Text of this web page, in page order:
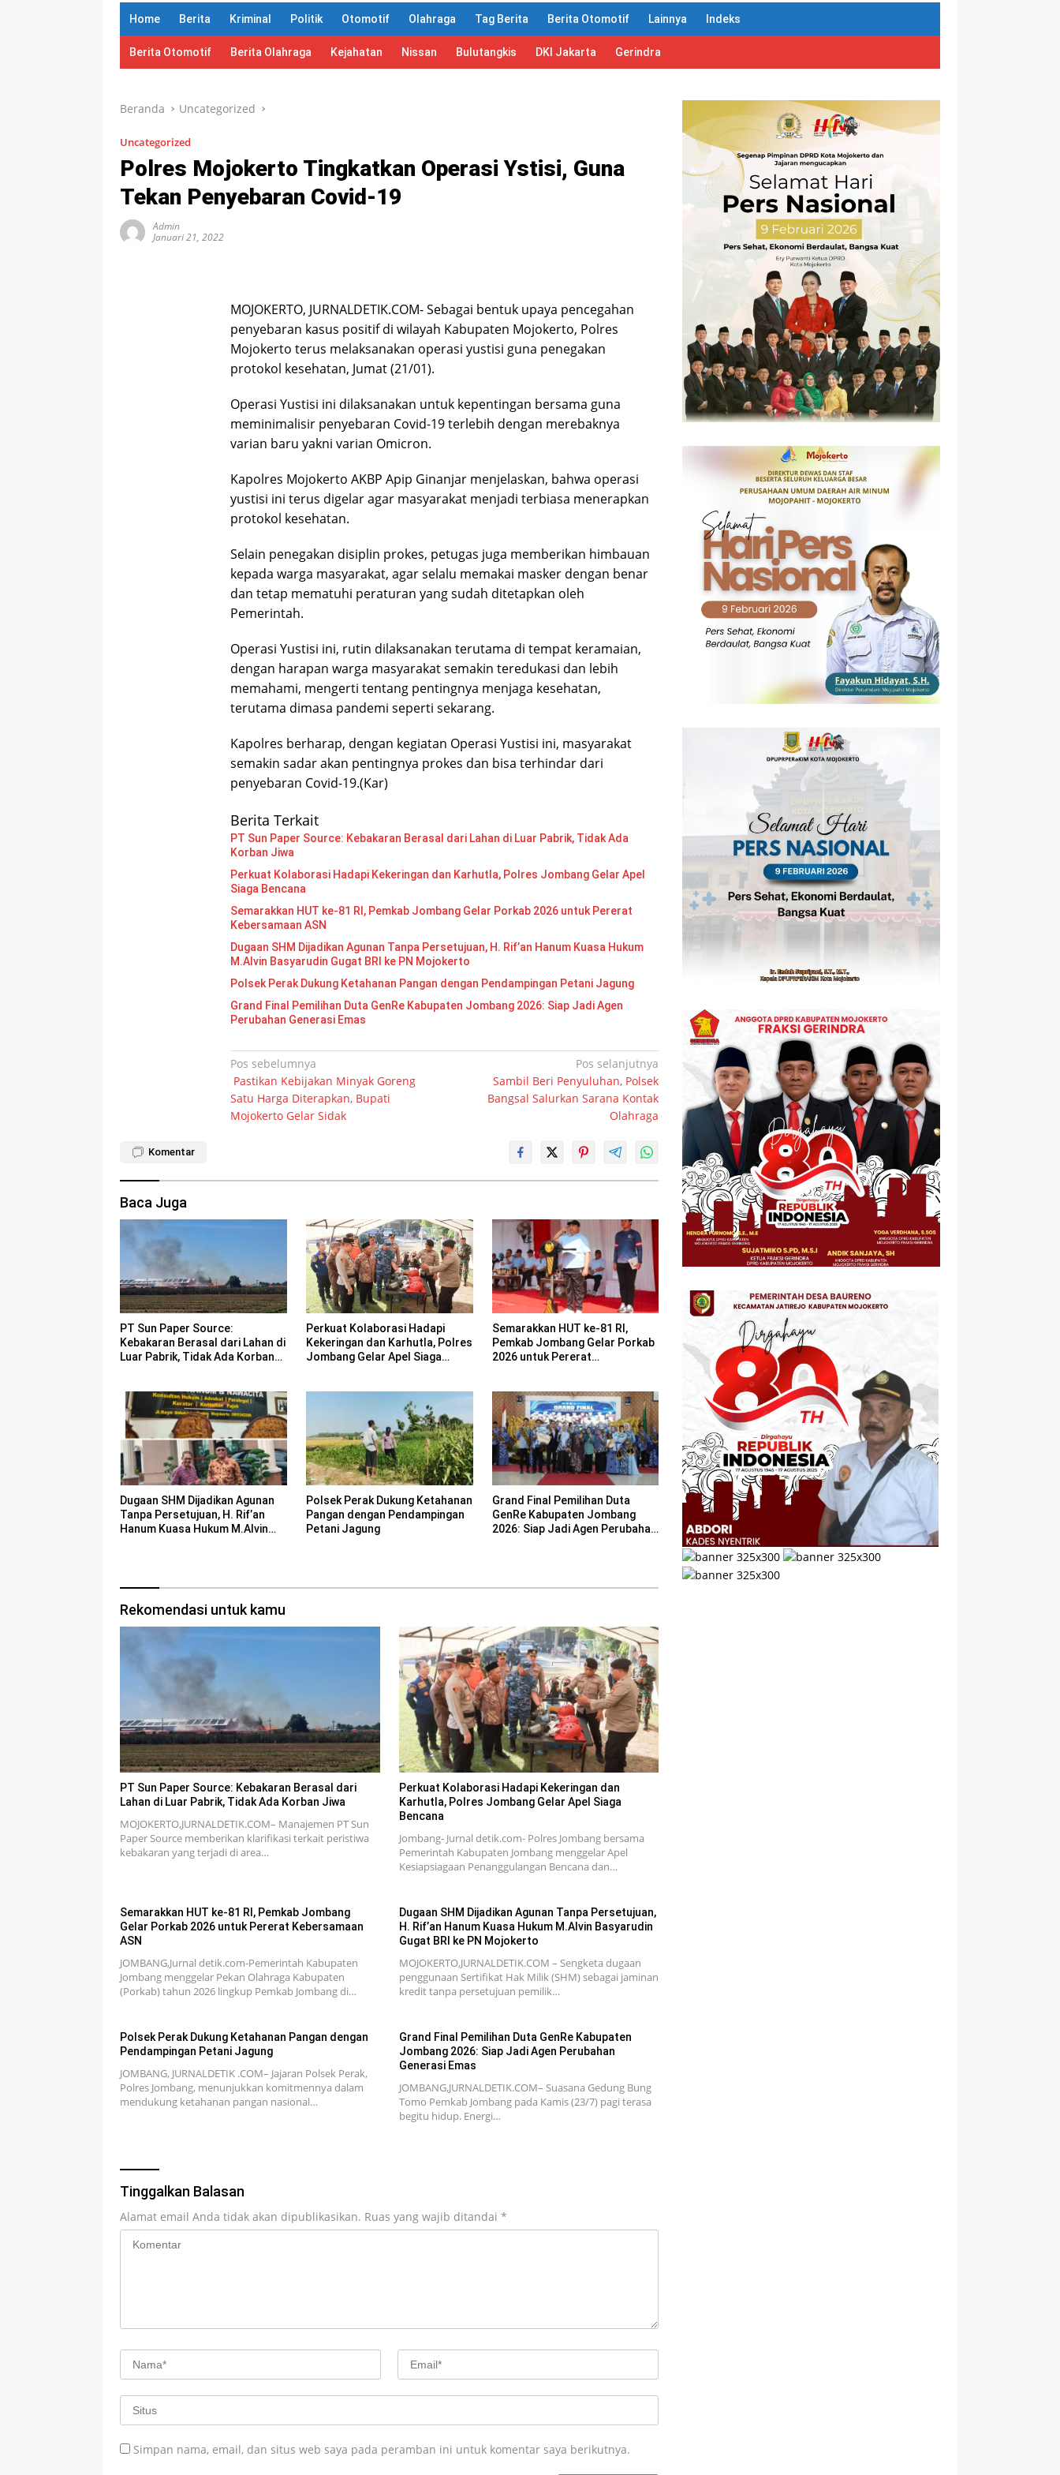
Home Berita Kriminal Politik Otomotif Olahraga Tag Berita Berita Otomotif Lainnya Indeks
Berita Otomotif Berita Olahraga Kejahatan Nissan Bulutangkis DKI Jakarta Gerindra
Beranda Uncategorized
Uncategorized
Polres Mojokerto Tingkatkan Operasi Ystisi, Guna
Tekan Penyebaran Covid-19
Admin
Januari 21, 2022
MOJOKERTO, JURNALDETIK.COM- Sebagai bentuk upaya pencegahan
penyebaran kasus positif di wilayah Kabupaten Mojokerto, Polres
Mojokerto terus melaksanakan operasi yustisi guna penegakan
protokol kesehatan, Jumat (21/01).
Operasi Yustisi ini dilaksanakan untuk kepentingan bersama guna
meminimalisir penyebaran Covid-19 terlebih dengan merebaknya
varian baru yakni varian Omicron.
Kapolres Mojokerto AKBP Apip Ginanjar menjelaskan, bahwa operasi
yustisi ini terus digelar agar masyarakat menjadi terbiasa menerapkan
protokol kesehatan.
Selain penegakan disiplin prokes, petugas juga memberikan himbauan
kepada warga masyarakat, agar selalu memakai masker dengan benar
dan tetap mematuhi peraturan yang sudah ditetapkan oleh
Pemerintah.
Operasi Yustisi ini, rutin dilaksanakan terutama di tempat keramaian,
dengan harapan warga masyarakat semakin teredukasi dan lebih
memahami, mengerti tentang pentingnya menjaga kesehatan,
terutama dimasa pandemi seperti sekarang.
Kapolres berharap, dengan kegiatan Operasi Yustisi ini, masyarakat
semakin sadar akan pentingnya prokes dan bisa terhindar dari
penyebaran Covid-19.(Kar)
Berita Terkait
PT Sun Paper Source: Kebakaran Berasal dari Lahan di Luar Pabrik, Tidak Ada
Korban Jiwa
Perkuat Kolaborasi Hadapi Kekeringan dan Karhutla, Polres Jombang Gelar Apel
Siaga Bencana
Semarakkan HUT ke-81 RI, Pemkab Jombang Gelar Porkab 2026 untuk Pererat
Kebersamaan ASN
Dugaan SHM Dijadikan Agunan Tanpa Persetujuan, H. Rif’an Hanum Kuasa Hukum
M.Alvin Basyarudin Gugat BRI ke PN Mojokerto
Polsek Perak Dukung Ketahanan Pangan dengan Pendampingan Petani Jagung
Grand Final Pemilihan Duta GenRe Kabupaten Jombang 2026: Siap Jadi Agen
Perubahan Generasi Emas
Navigasi
pos
Pos sebelumnya
Pastikan Kebijakan Minyak Goreng
Satu Harga Diterapkan, Bupati
Mojokerto Gelar Sidak
Pos selanjutnya
Sambil Beri Penyuluhan, Polsek
Bangsal Salurkan Sarana Kontak
Olahraga
Komentar
Baca Juga
PT Sun Paper Source:
Kebakaran Berasal dari Lahan di
Luar Pabrik, Tidak Ada Korban
Perkuat Kolaborasi Hadapi
Kekeringan dan Karhutla, Polres
Jombang Gelar Apel Siaga
Semarakkan HUT ke-81 RI,
Pemkab Jombang Gelar Porkab
2026 untuk Pererat
Dugaan SHM Dijadikan Agunan
Tanpa Persetujuan, H. Rif’an
Hanum Kuasa Hukum M.Alvin
Polsek Perak Dukung Ketahanan
Pangan dengan Pendampingan
Petani Jagung
Grand Final Pemilihan Duta
GenRe Kabupaten Jombang
2026: Siap Jadi Agen Perubahan
Rekomendasi untuk kamu
PT Sun Paper Source: Kebakaran Berasal dari
Lahan di Luar Pabrik, Tidak Ada Korban Jiwa
MOJOKERTO,JURNALDETIK.COM– Manajemen PT Sun
Paper Source memberikan klarifikasi terkait peristiwa
kebakaran yang terjadi di area…
Perkuat Kolaborasi Hadapi Kekeringan dan
Karhutla, Polres Jombang Gelar Apel Siaga
Bencana
Jombang- Jurnal detik.com- Polres Jombang bersama
Pemerintah Kabupaten Jombang menggelar Apel
Kesiapsiagaan Penanggulangan Bencana dan…
Semarakkan HUT ke-81 RI, Pemkab Jombang
Gelar Porkab 2026 untuk Pererat Kebersamaan
ASN
JOMBANG,Jurnal detik.com-Pemerintah Kabupaten
Jombang menggelar Pekan Olahraga Kabupaten
(Porkab) tahun 2026 lingkup Pemkab Jombang di…
Dugaan SHM Dijadikan Agunan Tanpa Persetujuan,
H. Rif’an Hanum Kuasa Hukum M.Alvin Basyarudin
Gugat BRI ke PN Mojokerto
MOJOKERTO,JURNALDETIK.COM – Sengketa dugaan
penggunaan Sertifikat Hak Milik (SHM) sebagai jaminan
kredit tanpa persetujuan pemilik…
Polsek Perak Dukung Ketahanan Pangan dengan
Pendampingan Petani Jagung
JOMBANG, JURNALDETIK .COM– Jajaran Polsek Perak,
Polres Jombang, menunjukkan komitmennya dalam
mendukung ketahanan pangan nasional…
Grand Final Pemilihan Duta GenRe Kabupaten
Jombang 2026: Siap Jadi Agen Perubahan
Generasi Emas
JOMBANG,JURNALDETIK.COM– Suasana Gedung Bung
Tomo Pemkab Jombang pada Kamis (23/7) pagi terasa
begitu hidup. Energi…
Tinggalkan Balasan
Alamat email Anda tidak akan dipublikasikan. Ruas yang wajib ditandai *
Simpan nama, email, dan situs web saya pada peramban ini untuk komentar saya berikutnya.